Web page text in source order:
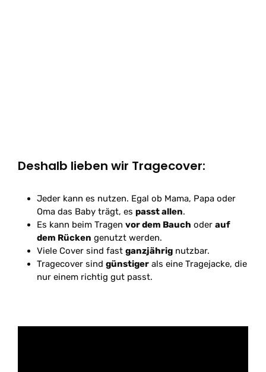
Deshalb lieben wir Tragecover:
Jeder kann es nutzen. Egal ob Mama, Papa oder
Oma das Baby trägt, es passt allen.
Es kann beim Tragen vor dem Bauch oder auf
dem Rücken genutzt werden.
Viele Cover sind fast ganzjährig nutzbar.
Tragecover sind günstiger als eine Tragejacke, die
nur einem richtig gut passt.